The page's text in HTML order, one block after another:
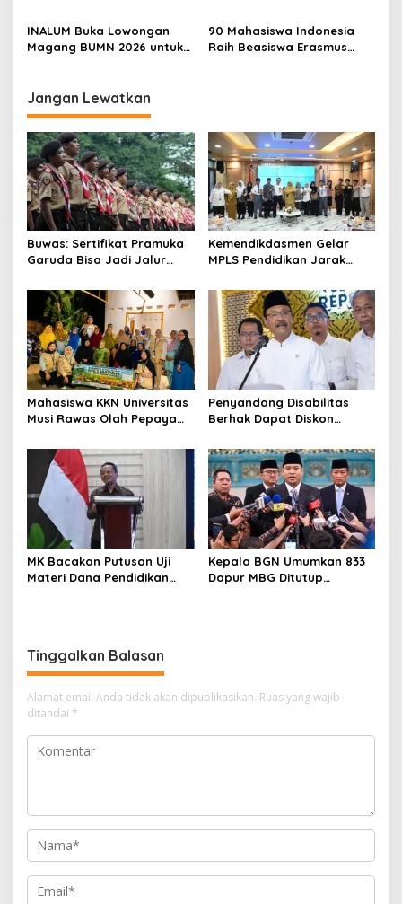
Kemendikdasmen Tunggu
Implikasi Putusan
Operasional
INALUM Buka Lowongan
Magang BUMN 2026 untuk
90 Mahasiswa Indonesia
Raih Beasiswa Erasmus
Jangan Lewatkan
Buwas: Sertifikat Pramuka
Garuda Bisa Jadi Jalur
dan Perguruan Tinggi
Kemendikdasmen Gelar
MPLS Pendidikan Jarak
Kemandirian Belajar
Mahasiswa KKN Universitas
Musi Rawas Olah Pepaya
Jual Tinggi, Dorong UMKM
Desa Air Satan
Penyandang Disabilitas
Berhak Dapat Diskon
Biaya Sekolah dan Kuliah
MK Bacakan Putusan Uji
Materi Dana Pendidikan
Kepala BGN Umumkan 833
Dapur MBG Ditutup
Tinggalkan Balasan
Alamat email Anda tidak akan dipublikasikan. Ruas yang wajib
ditandai *